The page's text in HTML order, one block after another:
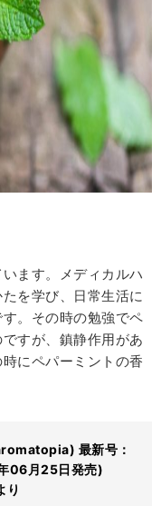
ます。メディカルハ
を学び、日常生活に
。その時の勉強でペ
すが、鎮静作用があ
にペパーミントの香
最新号：
06月25日発売)
り